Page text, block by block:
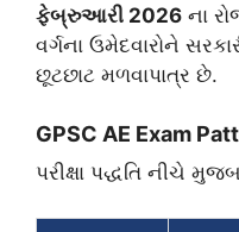
ફેબ્રુઆરી 2026 ના
વર્ગના ઉમેદવારોને
છૂટછાટ મળવાપાત્ર છે.
​GPSC AE Exam
​પરીક્ષા પદ્ધતિ નીચે